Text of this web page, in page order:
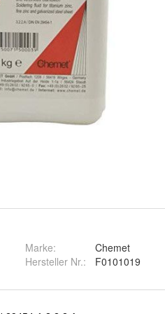
Marke:
Chemet
Hersteller Nr.:
F0101019